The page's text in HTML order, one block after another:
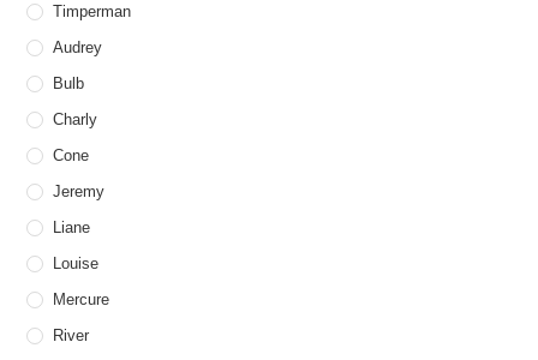
Timperman
Audrey
Bulb
Charly
Cone
Jeremy
Liane
Louise
Mercure
River